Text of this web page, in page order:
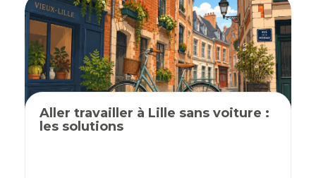
Aller travailler à Lille sans voiture :
les solutions